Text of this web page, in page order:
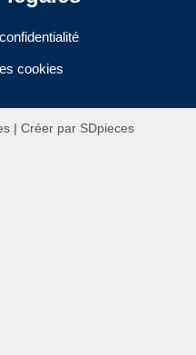
cookies
| Créer par SDpieces